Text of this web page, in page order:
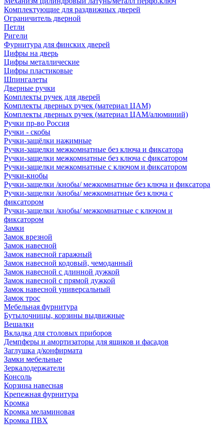
Комплектующие для раздвижных дверей
Ограничитель дверной
Петли
Ригели
Фурнитура для финских дверей
Цифры на дверь
Цифры металлические
Цифры пластиковые
Шпингалеты
Дверные ручки
Комплекты ручек для дверей
Комплекты дверных ручек (материал ЦАМ)
Комплекты дверных ручек (материал ЦАМ/алюминий)
Ручки пр-во Россия
Ручки - скобы
Ручки-защёлки нажимные
Ручки-защелки межкомнатные без ключа и фиксатора
Ручки-защелки межкомнатные без ключа с фиксатором
Ручки-защелки межкомнатные с ключом и фиксатором
Ручки-кнобы
Ручки-защелки /кнобы/ межкомнатные без ключа и фиксатора
Ручки-защелки /кнобы/ межкомнатные без ключа с
фиксатором
Ручки-защелки /кнобы/ межкомнатные с ключом и
фиксатором
Замки
Замок врезной
Замок навесной
Замок навесной гаражный
Замок навесной кодовый, чемоданный
Замок навесной с длинной дужкой
Замок навесной с прямой дужкой
Замок навесной универсальный
Замок трос
Мебельная фурнитура
Бутылочницы, корзины выдвижные
Вешалки
Вкладка для столовых приборов
Демпферы и амортизаторы для ящиков и фасадов
Заглушка д/конфирмата
Замки мебельные
Зеркалодержатели
Консоль
Корзина навесная
Крепежная фурнитура
Кромка
Кромка меламиновая
Кромка ПВХ